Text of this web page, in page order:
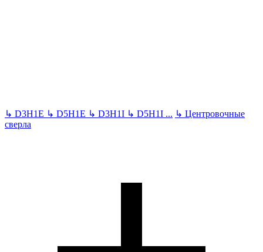
↳ D3H1E ↳ D5H1E ↳ D3H1I ↳ D5H1I ... ↳ Центровочные
сверла